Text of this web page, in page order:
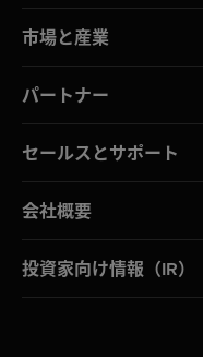
市場と産業
パートナー
セールスとサポート
会社概要
投資家向け情報（IR）